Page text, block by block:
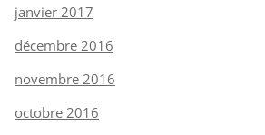
janvier 2017
décembre 2016
novembre 2016
octobre 2016